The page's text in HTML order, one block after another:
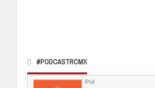
#PODCASTRCMX